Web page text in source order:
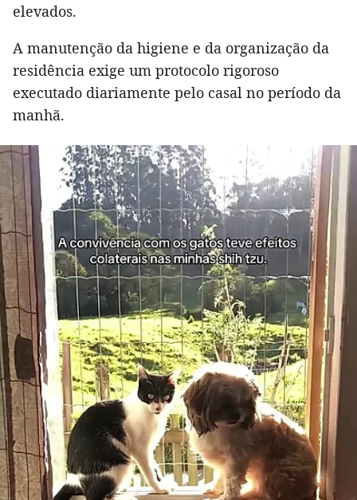
elevados.
A manutenção da higiene e da organização da
residência exige um protocolo rigoroso
executado diariamente pelo casal no período da
manhã.